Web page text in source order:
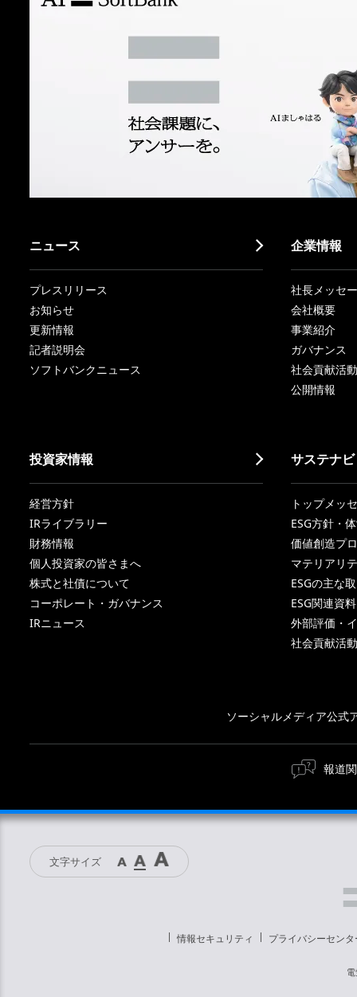
ニュース
プレスリリース
お知らせ
更新情報
記者説明会
ソフトバンクニュース
企業情報
社長メッセ
会社概要
事業紹介
ガバナンス
社会貢献活
公開情報
投資家情報
経営方針
IRライブラリー
財務情報
個人投資家の皆さまへ
株式と社債について
コーポレート・ガバナンス
IRニュース
サステナ
トップメッ
ESG方針・
価値創造プ
マテリアリ
ESGの主な
ESG関連資料
外部評価・
社会貢献活
ソーシャルメディア公式
報道
文字サイズ
情報セキュリティ プライバシーセンタ